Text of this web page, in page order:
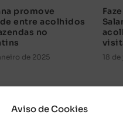
Aviso de Cookies
promove
entre acolhidos
no
de 2025 18